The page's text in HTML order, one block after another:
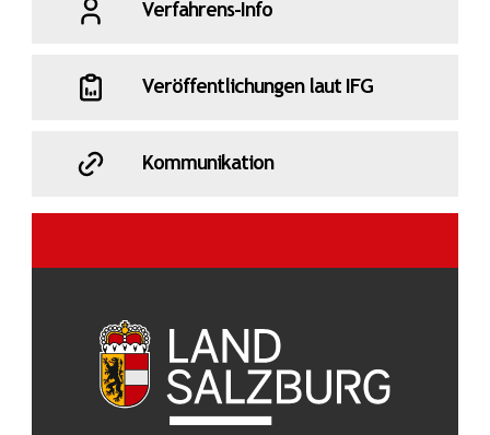
Verfahrens-Info
Veröffentlichungen laut IFG
Kommunikation